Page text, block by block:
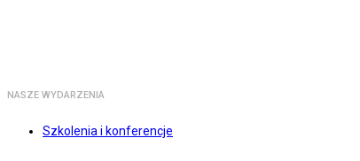
NASZE WYDARZENIA
Szkolenia i konferencje